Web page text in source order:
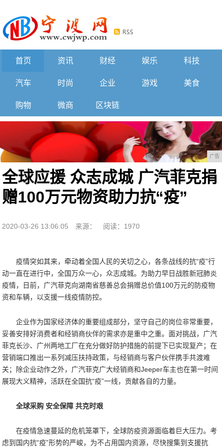
首页 资讯 财经 娱乐 科技
汽车 时尚 企业 游戏 美食
购物 微商 区块链
广告
全球应援 众志成城 广汽菲克捐
赠100万元物资助力抗“疫”
2020-03-26 13:06:05 来源： 阅读：1970
疫情突如其来，牵动着全国人民的关切之心，各条战线的抗“疫”行
动一直在进行中，全国万众一心，众志成城。为助力早日战胜新冠肺炎
疫情，日前，广汽菲克向湖南省慈善总会捐赠总价值100万元的防疫物
资和车辆，以支援一线疫情防控。
企业作为国家经济体的重要组成部分，坚守自己的岗位非常重要，
妥善安排好消费者和经销商伙伴的需求亦是重中之重。面对挑战，广汽
菲克长沙、广州两地工厂在充分做好防护措施的前提下已实现复产；在
营销端口推出一系列减压扶持政策，与经销商与客户伙伴携手共渡难
关；除企业动作之外，广汽菲克广大经销商和Jeeper车主也在第一时间
展现大义精神，活跃在全国抗“疫”一线，贡献各自的力量。
全球采购 安全保障 共克时艰
在疫情急速蔓延的危机笼罩下，全球防疫资源面临着巨大压力。考
虑到国内抗“疫”形势的严峻，为不占用国内资源，尽快搜集到支援抗